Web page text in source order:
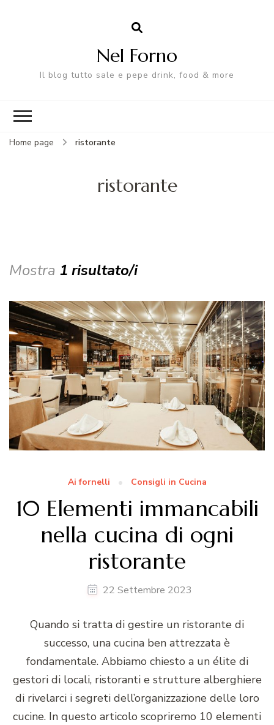
Nel Forno
Il blog tutto sale e pepe drink, food & more
Home page ristorante
ristorante
Mostra 1 risultato/i
Ai fornelli Consigli in Cucina
10 Elementi immancabili
nella cucina di ogni
ristorante
22 Settembre 2023
Quando si tratta di gestire un ristorante di
successo, una cucina ben attrezzata è
fondamentale. Abbiamo chiesto a un élite di
gestori di locali, ristoranti e strutture alberghiere
di rivelarci i segreti dell’organizzazione delle loro
cucine. In questo articolo scopriremo 10 elementi